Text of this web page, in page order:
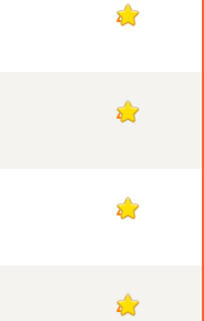
4
4
4
4